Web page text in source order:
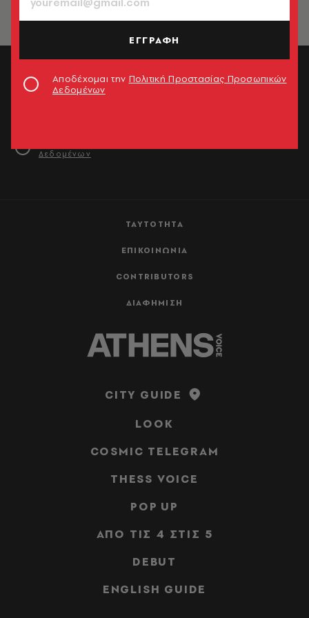
ΤΑΥΤΟΤΗΤΑ
ΕΠΙΚΟΙΝΩΝΙΑ
CONTRIBUTORS
ΔΙΑΦΗΜΙΣΗ
NEWSLETTER: Καθημερινή ενημέρωση στο email σου
Δεδομένων
CITY GUIDE
LOOK
COSMIC TELEGRAM
THESS VOICE
POP UP
ΑΠΟ ΤΙΣ 4 ΣΤΙΣ 5
DEBUT
ENGLISH GUIDE
ΕΓΓΡΑΦΗ
Αποδέχομαι την Πολιτική Προστασίας Προσωπικών
Δεδομένων